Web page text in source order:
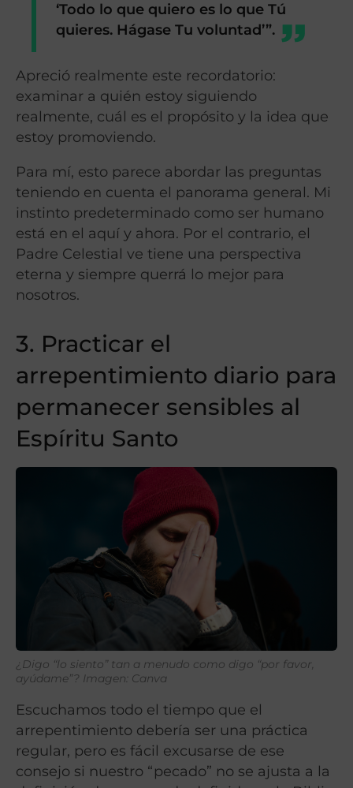
‘Todo lo que quiero es lo que Tú
quieres. Hágase Tu voluntad’”.
Apreció realmente este recordatorio:
examinar a quién estoy siguiendo
realmente, cuál es el propósito y la idea que
estoy promoviendo.
Para mí, esto parece abordar las preguntas
teniendo en cuenta el panorama general. Mi
instinto predeterminado como ser humano
está en el aquí y ahora. Por el contrario, el
Padre Celestial ve tiene una perspectiva
eterna y siempre querrá lo mejor para
nosotros.
3. Practicar el
arrepentimiento diario para
permanecer sensibles al
Espíritu Santo
¿Digo “lo siento” tan a menudo como digo “por favor,
ayúdame”? Imagen: Canva
Escuchamos todo el tiempo que el
arrepentimiento debería ser una práctica
regular, pero es fácil excusarse de ese
consejo si nuestro “pecado” no se ajusta a la